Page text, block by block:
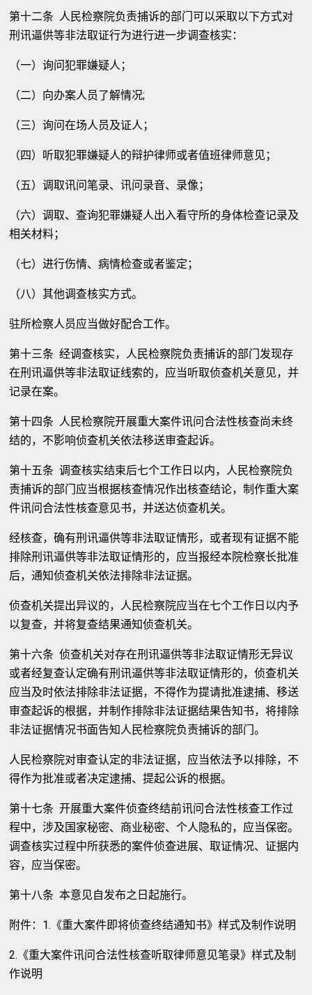
第十二条 人民检察院负责捕诉的部门可以采取以下方式对
刑讯逼供等非法取证行为进行进一步调查核实：
（一）询问犯罪嫌疑人；
（二）向办案人员了解情况;
（三）询问在场人员及证人；
（四）听取犯罪嫌疑人的辩护律师或者值班律师意见；
（五）调取讯问笔录、讯问录音、录像；
（六）调取、查询犯罪嫌疑人出入看守所的身体检查记录及
相关材料；
（七）进行伤情、病情检查或者鉴定；
（八）其他调查核实方式。
驻所检察人员应当做好配合工作。
第十三条 经调查核实，人民检察院负责捕诉的部门发现存
在刑讯逼供等非法取证线索的，应当听取侦查机关意见，并
记录在案。
第十四条 人民检察院开展重大案件讯问合法性核查尚未终
结的，不影响侦查机关依法移送审查起诉。
第十五条 调查核实结束后七个工作日以内，人民检察院负
责捕诉的部门应当根据核查情况作出核查结论，制作重大案
件讯问合法性核查意见书，并送达侦查机关。
经核查，确有刑讯逼供等非法取证情形，或者现有证据不能
排除刑讯逼供等非法取证情形的，应当报经本院检察长批准
后，通知侦查机关依法排除非法证据。
侦查机关提出异议的，人民检察院应当在七个工作日以内予
以复查，并将复查结果通知侦查机关。
第十六条 侦查机关对存在刑讯逼供等非法取证情形无异议
或者经复查认定确有刑讯逼供等非法取证情形的，侦查机关
应当及时依法排除非法证据，不得作为提请批准逮捕、移送
审查起诉的根据，并制作排除非法证据结果告知书，将排除
非法证据情况书面告知人民检察院负责捕诉的部门。
人民检察院对审查认定的非法证据，应当依法予以排除，不
得作为批准或者决定逮捕、提起公诉的根据。
第十七条 开展重大案件侦查终结前讯问合法性核查工作过
程中，涉及国家秘密、商业秘密、个人隐私的，应当保密。
调查核实过程中所获悉的案件侦查进展、取证情况、证据内
容，应当保密。
第十八条 本意见自发布之日起施行。
附件：1.《重大案件即将侦查终结通知书》样式及制作说明
2.《重大案件讯问合法性核查听取律师意见笔录》样式及制
作说明